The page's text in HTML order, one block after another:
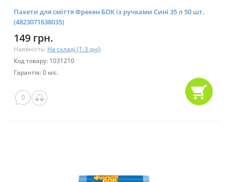
Пакети для сміття Фрекен БОК із ручками Сині 35 л 50 шт.
(4823071638035)
149 грн.
Наявність: На складі (1-3 дні)
Код товару: 1031210
Гарантія: 0 міс.
0